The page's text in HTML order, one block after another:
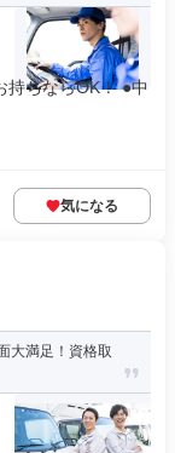
持ちならOK！ ●中
気になる
大満足！資格取